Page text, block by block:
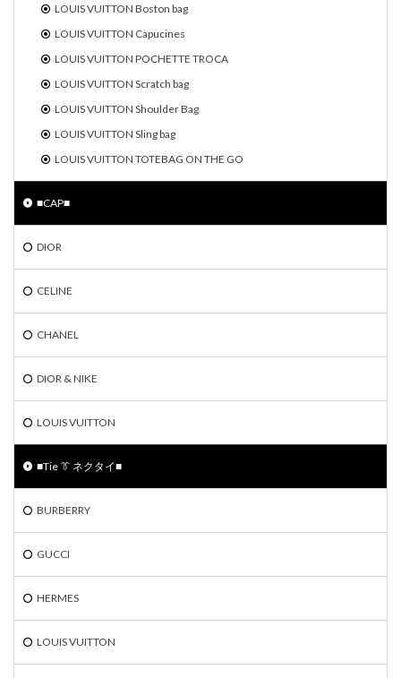
LOUIS VUITTON Boston bag
LOUIS VUITTON Capucines
LOUIS VUITTON POCHETTE TROCA
LOUIS VUITTON Scratch bag
LOUIS VUITTON Shoulder Bag
LOUIS VUITTON Sling bag
LOUIS VUITTON TOTEBAG ON THE GO
■CAP■
DIOR
CELINE
CHANEL
DIOR & NIKE
LOUIS VUITTON
■Tie 👔 ネクタイ■
BURBERRY
GUCCI
HERMES
LOUIS VUITTON